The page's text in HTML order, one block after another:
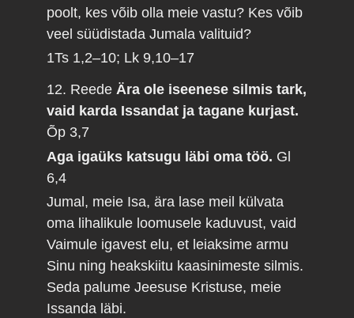
poolt, kes võib olla meie vastu? Kes võib
veel süüdistada Jumala valituid?
1Ts 1,2–10; Lk 9,10–17
12. ReedeÄra ole iseenese silmis tark,
vaid karda Issandat ja tagane kurjast.
Õp 3,7
Aga igaüks katsugu läbi oma töö. Gl
6,4
Jumal, meie Isa, ära lase meil külvata
oma lihalikule loomusele kaduvust, vaid
Vaimule igavest elu, et leiaksime armu
Sinu ning heakskiitu kaasinimeste silmis.
Seda palume Jeesuse Kristuse, meie
Issanda läbi.